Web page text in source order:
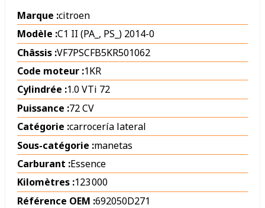
Marque :citroen
Modèle :C1 II (PA_, PS_) 2014-0
Châssis :VF7PSCFB5KR501062
Code moteur :1KR
Cylindrée :1.0 VTi 72
Puissance :72 CV
Catégorie :carrocería lateral
Sous-catégorie :manetas
Carburant :Essence
Kilomètres :123 000
Référence OEM :692050D271